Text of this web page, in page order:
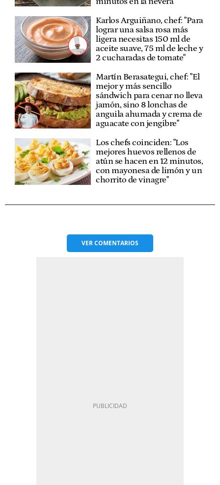
Karlos Arguiñano, chef: "Para
lograr una salsa rosa más
ligera necesitas 150 ml de
aceite suave, 75 ml de leche y
2 cucharadas de tomate"
Martín Berasategui, chef: "El
mejor y más sencillo
sándwich para cenar no lleva
jamón, sino 8 lonchas de
anguila ahumada y crema de
aguacate con jengibre"
Los chefs coinciden: "Los
mejores huevos rellenos de
atún se hacen en 12 minutos,
con mayonesa de limón y un
chorrito de vinagre"
VERCOMENTARIOS